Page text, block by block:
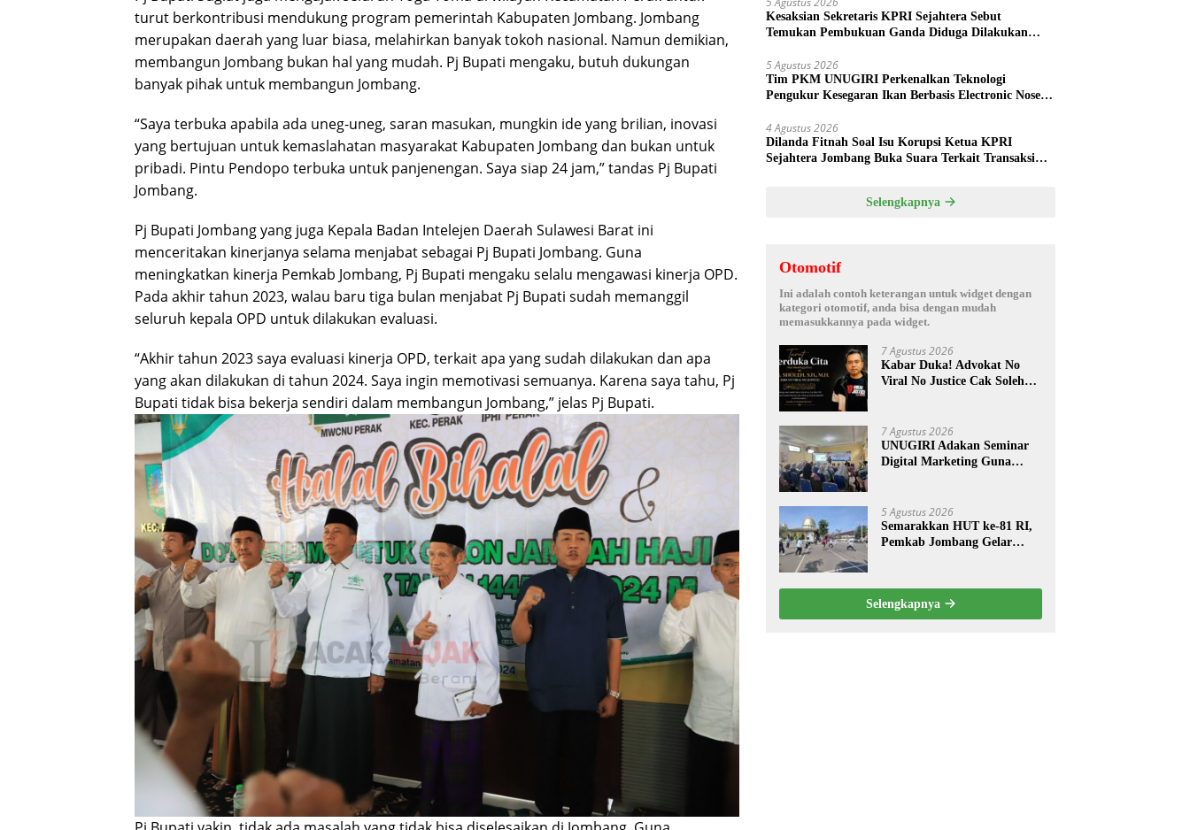
turut berkontribusi mendukung program pemerintah Kabupaten Jombang. Jombang
merupakan daerah yang luar biasa, melahirkan banyak tokoh nasional. Namun demikian,
membangun Jombang bukan hal yang mudah. Pj Bupati mengaku, butuh dukungan
banyak pihak untuk membangun Jombang.
“Saya terbuka apabila ada uneg-uneg, saran masukan, mungkin ide yang brilian, inovasi
yang bertujuan untuk kemaslahatan masyarakat Kabupaten Jombang dan bukan untuk
pribadi. Pintu Pendopo terbuka untuk panjenengan. Saya siap 24 jam,” tandas Pj Bupati
Jombang.
Pj Bupati Jombang yang juga Kepala Badan Intelejen Daerah Sulawesi Barat ini
menceritakan kinerjanya selama menjabat sebagai Pj Bupati Jombang. Guna
meningkatkan kinerja Pemkab Jombang, Pj Bupati mengaku selalu mengawasi kinerja OPD.
Pada akhir tahun 2023, walau baru tiga bulan menjabat Pj Bupati sudah memanggil
seluruh kepala OPD untuk dilakukan evaluasi.
“Akhir tahun 2023 saya evaluasi kinerja OPD, terkait apa yang sudah dilakukan dan apa
yang akan dilakukan di tahun 2024. Saya ingin memotivasi semuanya. Karena saya tahu, Pj
Bupati tidak bisa bekerja sendiri dalam membangun Jombang,” jelas Pj Bupati.
Kesaksian Sekretaris KPRI Sejahtera Sebut
Temukan Pembukuan Ganda Diduga Dilakukan
5 Agustus 2026
Tim PKM UNUGIRI Perkenalkan Teknologi
Pengukur Kesegaran Ikan Berbasis Electronic Nose
4 Agustus 2026
Dilanda Fitnah Soal Isu Korupsi Ketua KPRI
Sejahtera Jombang Buka Suara Terkait Transaksi
Selengkapnya
Otomotif
Ini adalah contoh keterangan untuk widget dengan
kategori otomotif, anda bisa dengan mudah
memasukkannya pada widget.
7 Agustus 2026
Kabar Duka! Advokat No
Viral No Justice Cak Soleh
7 Agustus 2026
UNUGIRI Adakan Seminar
Digital Marketing Guna
Desa Prangi
5 Agustus 2026
Semarakkan HUT ke-81 RI,
Pemkab Jombang Gelar
Selengkapnya